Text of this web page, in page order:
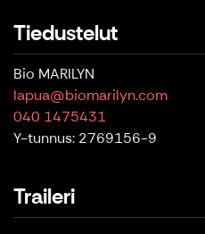
Tiedustelut
Bio MARILYN
lapua@biomarilyn.com
040 1475431
Y-tunnus: 2769156-9
Traileri